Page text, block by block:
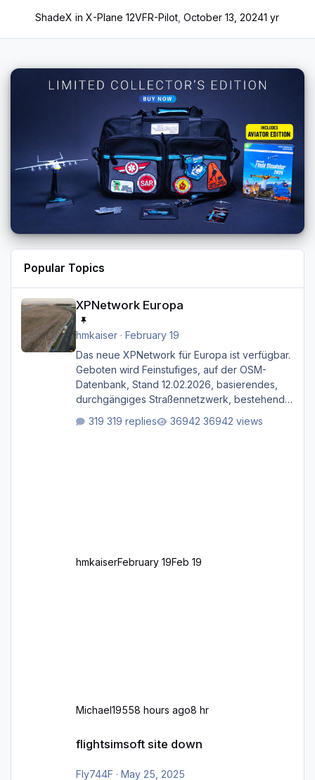
ShadeX in X-Plane 12VFR-Pilot,October 13, 20241 yr
Popular Topics
XPNetwork Europa
hmkaiser· February 19
Das neue XPNetwork für Europa ist verfügbar.
Geboten wird Feinstufiges, auf der OSM-
Datenbank, Stand 12.02.2026, basierendes,
durchgängiges Straßen­netzwerk, bestehend
sekundären, tertiären und sonstigen Straßen,
319 replies 36942 views
hmkaiserFebruary 19Feb 19
Michael19558 hours ago8 hr
flightsimsoft site down
Fly744F · May 25, 2025